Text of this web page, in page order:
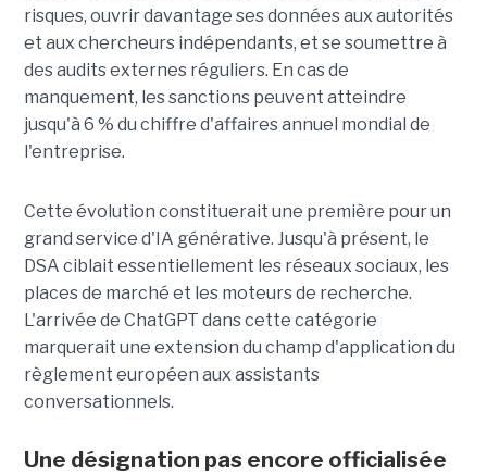
risques, ouvrir davantage ses données aux autorités
et aux chercheurs indépendants, et se soumettre à
des audits externes réguliers. En cas de
manquement, les sanctions peuvent atteindre
jusqu'à 6 % du chiffre d'affaires annuel mondial de
l'entreprise.
Cette évolution constituerait une première pour un
grand service d'IA générative. Jusqu'à présent, le
DSA ciblait essentiellement les réseaux sociaux, les
places de marché et les moteurs de recherche.
L'arrivée de ChatGPT dans cette catégorie
marquerait une extension du champ d'application du
règlement européen aux assistants
conversationnels.
Une désignation pas encore officialisée